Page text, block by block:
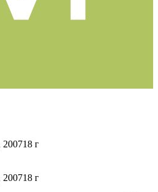
200718 г
200718 г